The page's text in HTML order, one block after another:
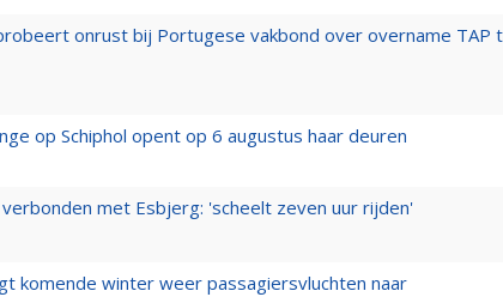
onrust bij Portugese vakbond over overname TAP
op Schiphol opent op 6 augustus haar deuren
met Esbjerg: 'scheelt zeven uur rijden'
komende winter weer passagiersvluchten naar